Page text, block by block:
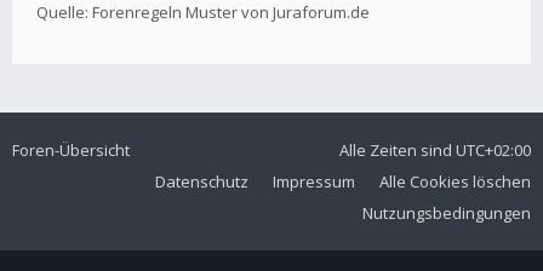
Quelle: Forenregeln Muster von Juraforum.de
Foren-Übersicht Alle Zeiten sind UTC+02:00
Alle Cookies löschen
Impressum
Datenschutz
Nutzungsbedingungen